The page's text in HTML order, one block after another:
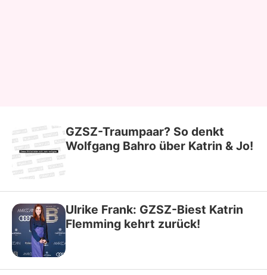
GZSZ-Traumpaar? So denkt
Wolfgang Bahro über Katrin & Jo!
Ulrike Frank: GZSZ-Biest Katrin
Flemming kehrt zurück!